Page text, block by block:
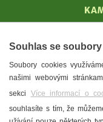
Souhlas se
Soubory cookies
našimi webovými
sekci Více informací o
souhlasíte s tím, že